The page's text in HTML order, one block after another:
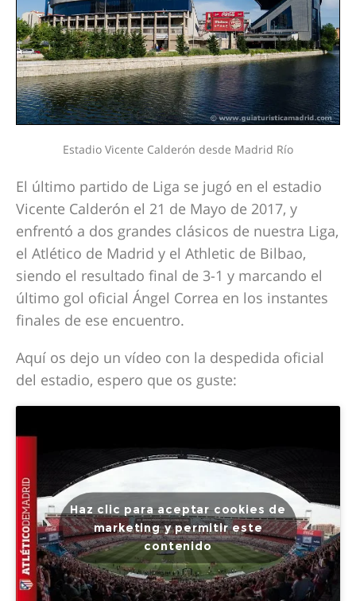
Estadio Vicente Calderón desde Madrid Río
El último partido de Liga se jugó en el estadio
Vicente Calderón el 21 de Mayo de 2017, y
enfrentó a dos grandes clásicos de nuestra Liga,
el Atlético de Madrid y el Athletic de Bilbao,
siendo el resultado final de 3-1 y marcando el
último gol oficial Ángel Correa en los instantes
finales de ese encuentro.
Aquí os dejo un vídeo con la despedida oficial
del estadio, espero que os guste:
Haz clic para aceptar cookies de
marketing y permitir este
contenido